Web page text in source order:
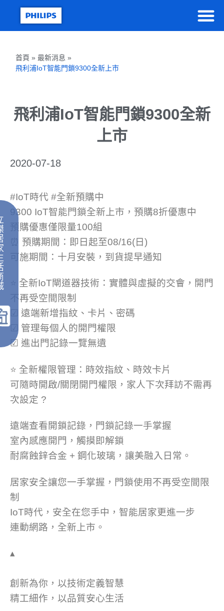
首頁 » 最新消息 »
飛利浦IoT智能門鎖9300全新上市
飛利浦IoT智能門鎖9300全新
上市
2020-07-18
#IoT時代 #全新預購中
9300 IoT智能門鎖全新上市，預購8折優惠中
預購優惠僅限量100組
預購期間：即日起至08/16(日)
可施期間：十月安裝，到貨提早通知
⭐ 全新IoT閘道器技術：實體與虛擬的交會，開門
不再受空間限制
遠端新增指紋、卡片、密碼
☑ 管理每個人的開門權限
☑ 進出門記錄一覽無遺
⭐ 全新權限管理：時效指紋、時效卡片
可隨時開啟/關閉開門權限，家人下次拜訪不需再
次設定 ?
遠端查看開鎖記錄，門鎖記錄一手掌握
室內感應開門，觸摸即解鎖
耐腐蝕鋅合金 + 鋼化玻璃，讓美融入日常。
居家安全讓您一手掌握，門鎖使用不再受空間限
制
IoT時代，安全在您手中，智能居家更進一步
連動網路，全新上市。
▴
創新為你，以技術定義智慧
精工細作，以品質安心生活